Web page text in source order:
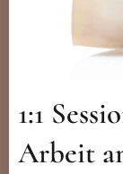
1:1
Arbeit